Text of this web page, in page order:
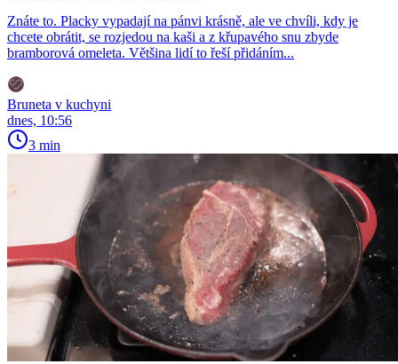
Znáte to. Placky vypadají na pánvi krásně, ale ve chvíli, kdy je
chcete obrátit, se rozjedou na kaši a z křupavého snu zbyde
bramborová omeleta. Většina lidí to řeší přidáním...
Bruneta v kuchyni
dnes, 10:56
3 min